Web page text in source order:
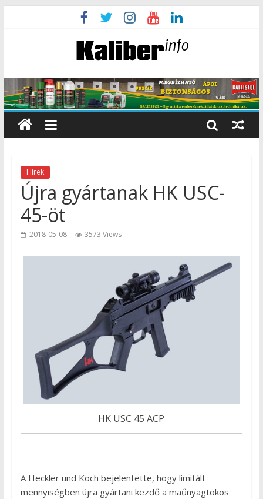
Hírek
Újra gyártanak HK USC-
45-öt
2018-05-08 3573 Views
HK USC 45 ACP
A Heckler und Koch bejelentette, hogy limitált
mennyiségben újra gyártani kezdő a maűnyagtokos